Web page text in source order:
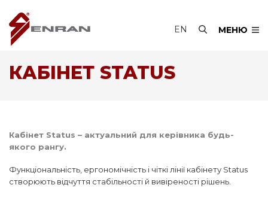
EN МЕНЮ
КАБІНЕТ STATUS
Кабінет Status – актуальний для керівника будь-
якого рангу.
Функціональність, ергономічність і чіткі лінії кабінету Status
створюють відчуття стабільності й вивіреності рішень.